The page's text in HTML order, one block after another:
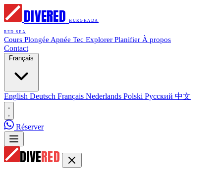
DIVERED HURGHADA
RED SEA
Cours Plongée Apnée Tec Explorer Planifier À propos
Contact
Français
English Deutsch Français Nederlands Polski Русский 中文
Réserver
DIVERED